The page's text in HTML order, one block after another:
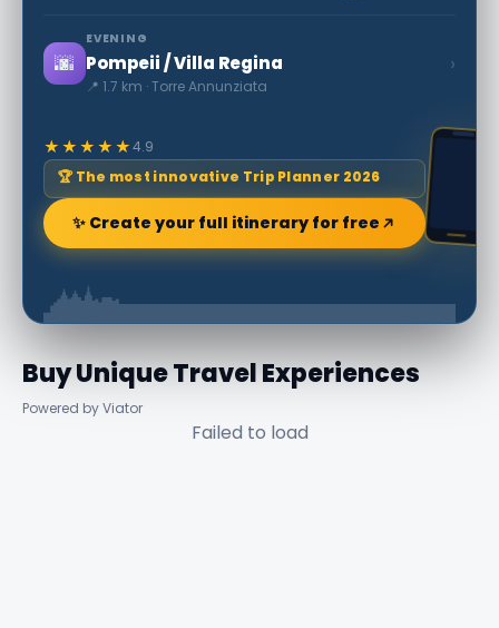
🌆
EVENING
Pompeii / Villa Regina
📍 1.7 km · Torre Annunziata
›
★★★★★4.9
🏆 The most innovative Trip Planner 2026
✨ Create your full itinerary for free
Buy Unique Travel Experiences
Powered by Viator
Failed to load